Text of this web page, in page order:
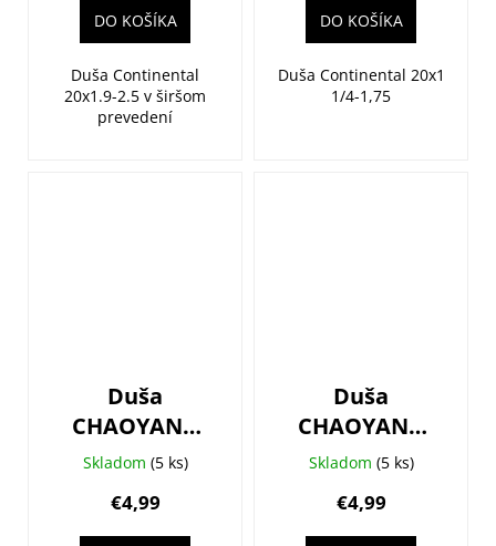
DO KOŠÍKA
Duša Continental
20x1.9-2.5 v širšom
prevedení
DO KOŠÍKA
Duša Continental 20x1
1/4-1,75
Duša
CHAOYANG
24x1,95/2,125
AV33
Skladom (5 ks)
€4,99
Duša
CHAOYANG
24x1,50/1,75
507/520) AV33
Skladom (5 ks)
€4,99